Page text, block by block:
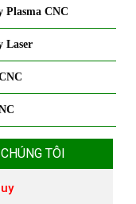
Plasma CNC
Laser
TÔI